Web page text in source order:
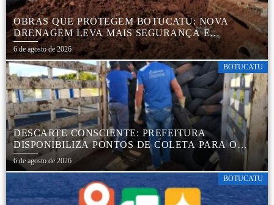
OBRAS QUE PROTEGEM BOTUCATU: NOVA
DRENAGEM LEVA MAIS SEGURANÇA E
TRANQUILIDADE AOS MORADORES DA COHAB
5
6 de agosto de 2026
BOTUCATU
DESCARTE CONSCIENTE: PREFEITURA
DISPONIBILIZA PONTOS DE COLETA PARA O
DESCARTE AMBIENTALMENTE CORRETO DE
PNEUS, GARANTINDO DESTINAÇÃO ADEQUADA
E PRESERVAÇÃO AMBIENTAL
6 de agosto de 2026
BOTUCATU